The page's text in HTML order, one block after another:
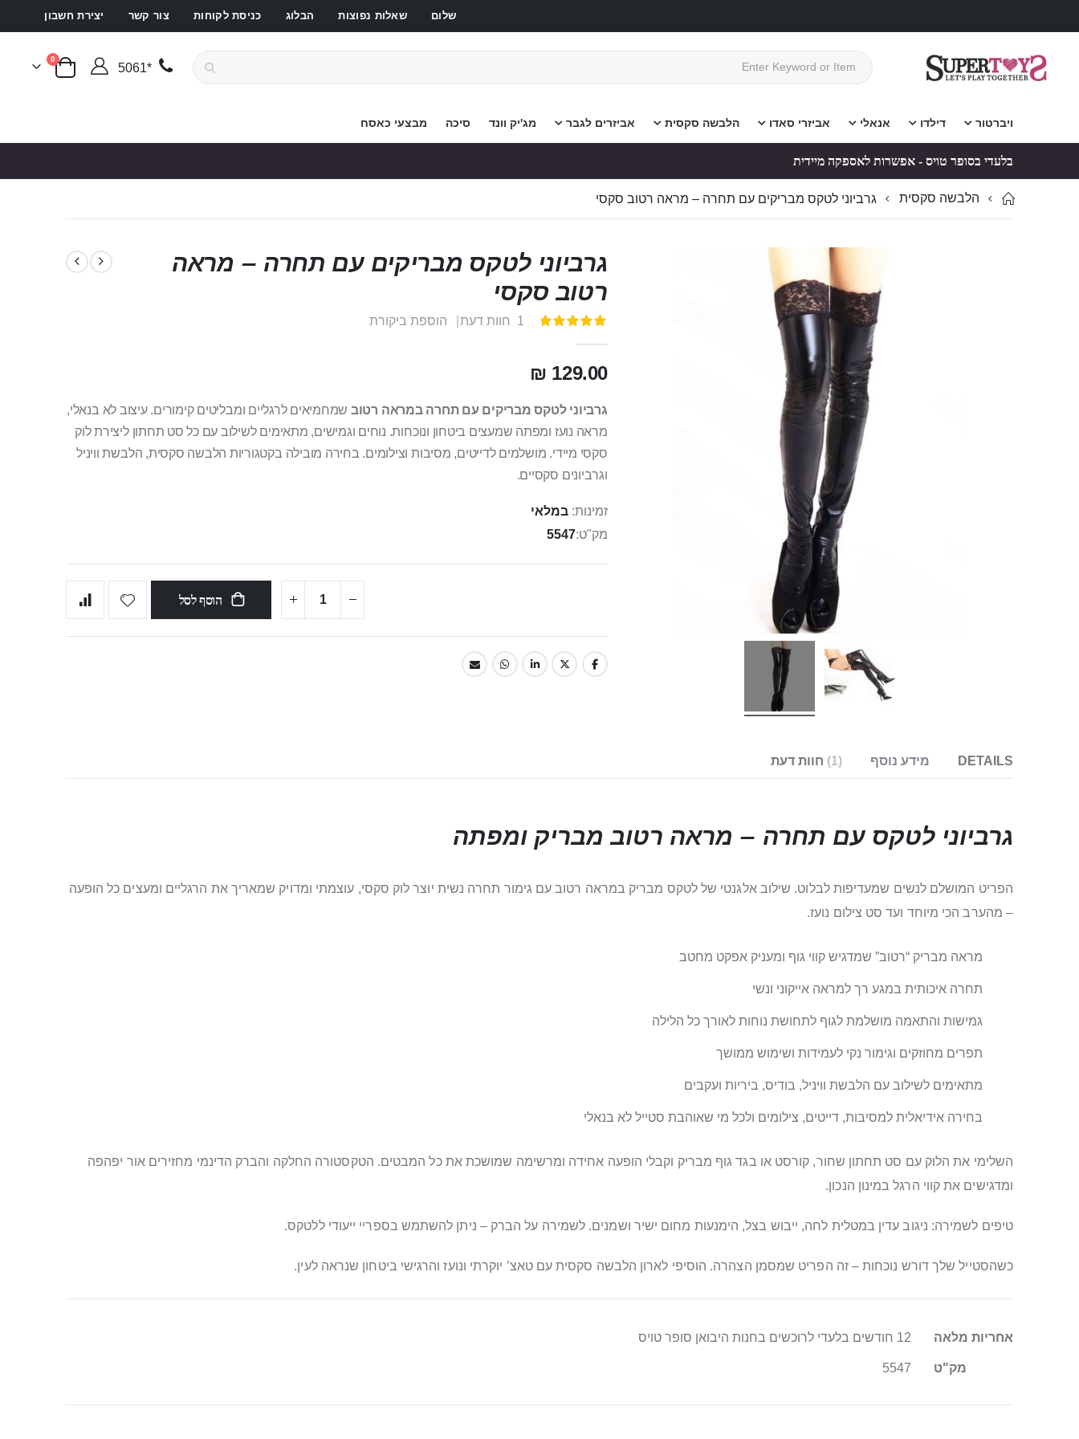
שלום שאלות נפוצות הבלוג כניסת לקוחות צור קשר יצירת חשבון
*5061
סל קניות
0פריטים
ויברטור דילדו אנאלי אביזרי סאדו הלבשה סקסית אביזרים לגבר מג'יק וונד סיכה מבצעי כאסח
בלעדי בסופר טויס - אפשרות לאספקה מיידית
הלבשה סקסית גרביוני לטקס מבריקים עם תחרה – מראה רטוב סקסי
גרביוני לטקס מבריקים עם תחרה – מראה
רטוב סקסי
דירוג:
1 חוות דעת הוספת ביקורת
129.00 ₪
גרביוני לטקס מבריקים עם תחרה במראה רטוב שמחמיאים לרגליים ומבליטים קימורים. עיצוב לא בנאלי,
מראה נועז ומפתה שמעצים ביטחון ונוכחות. נוחים וגמישים, מתאימים לשילוב עם כל סט תחתון ליצירת לוק
סקסי מיידי. מושלמים לדייטים, מסיבות וצילומים. בחירה מובילה בקטגוריות הלבשה סקסית, הלבשת וויניל
וגרביונים סקסיים.
זמינות: במלאי
מק"ט 5547
הוסף לסל
DETAILS מידע נוסף 1 חוות דעת
גרביוני לטקס עם תחרה – מראה רטוב מבריק ומפתה
הפריט המושלם לנשים שמעדיפות לבלוט. שילוב אלגנטי של לטקס מבריק במראה רטוב עם גימור תחרה נשית יוצר לוק סקסי, עוצמתי ומדויק שמאריך את הרגליים ומעצים כל הופעה
– מהערב הכי מיוחד ועד סט צילום נועז.
מראה מבריק “רטוב” שמדגיש קווי גוף ומעניק אפקט מחטב
תחרה איכותית במגע רך למראה אייקוני ונשי
גמישות והתאמה מושלמת לגוף לתחושת נוחות לאורך כל הלילה
תפרים מחוזקים וגימור נקי לעמידות ושימוש ממושך
מתאימים לשילוב עם הלבשת וויניל, בודיס, ביריות ועקבים
בחירה אידיאלית למסיבות, דייטים, צילומים ולכל מי שאוהבת סטייל לא בנאלי
השלימי את הלוק עם סט תחתון שחור, קורסט או בגד גוף מבריק וקבלי הופעה אחידה ומרשימה שמושכת את כל המבטים. הטקסטורה החלקה והברק הדינמי מחזירים אור יפהפה
ומדגישים את קווי הרגל במינון הנכון.
טיפים לשמירה: ניגוב עדין במטלית לחה, ייבוש בצל, הימנעות מחום ישיר ושמנים. לשמירה על הברק – ניתן להשתמש בספריי ייעודי ללטקס.
כשהסטייל שלך דורש נוכחות – זה הפריט שמסמן הצהרה. הוסיפי לארון הלבשה סקסית עם טאצ’ יוקרתי ונועז והרגישי ביטחון שנראה לעין.
מידע
אחריות מלאה 12 חודשים בלעדי לרוכשים בחנות היבואן סופר טויס
מק"ט 5547